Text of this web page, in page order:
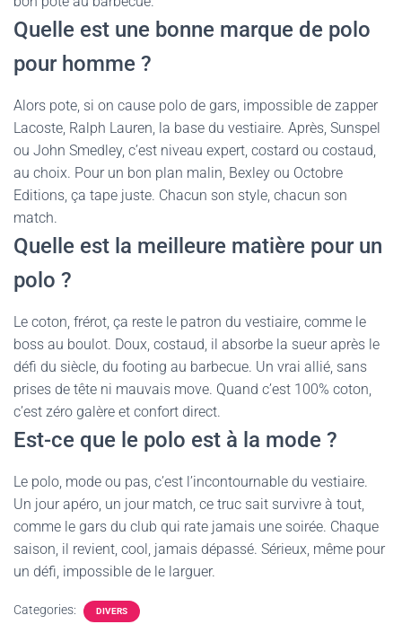
Quelle est une bonne marque de polo
pour homme ?
Alors pote, si on cause polo de gars, impossible de zapper
Lacoste, Ralph Lauren, la base du vestiaire. Après, Sunspel
ou John Smedley, c’est niveau expert, costard ou costaud,
au choix. Pour un bon plan malin, Bexley ou Octobre
Editions, ça tape juste. Chacun son style, chacun son
match.
Quelle est la meilleure matière pour un
polo ?
Le coton, frérot, ça reste le patron du vestiaire, comme le
boss au boulot. Doux, costaud, il absorbe la sueur après le
défi du siècle, du footing au barbecue. Un vrai allié, sans
prises de tête ni mauvais move. Quand c’est 100% coton,
c’est zéro galère et confort direct.
Est-ce que le polo est à la mode ?
Le polo, mode ou pas, c’est l’incontournable du vestiaire.
Un jour apéro, un jour match, ce truc sait survivre à tout,
comme le gars du club qui rate jamais une soirée. Chaque
saison, il revient, cool, jamais dépassé. Sérieux, même pour
un défi, impossible de le larguer.
Categories: DIVERS